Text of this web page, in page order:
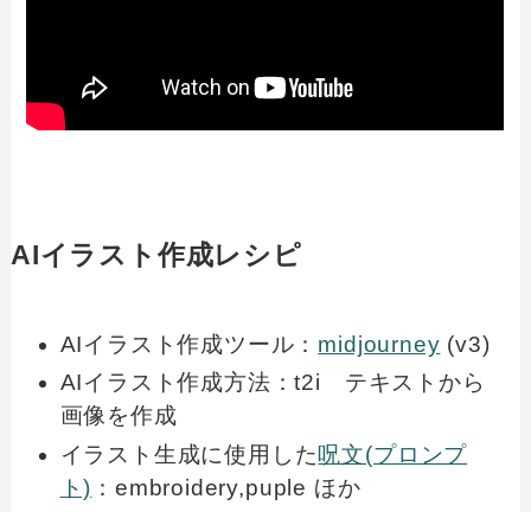
AIイラスト作成レシピ
AIイラスト作成ツール： midjourney (v3)
AIイラスト作成方法：t2i テキストから
画像を作成
イラスト生成に使用した呪文(プロンプ
ト) ：embroidery,puple ほか